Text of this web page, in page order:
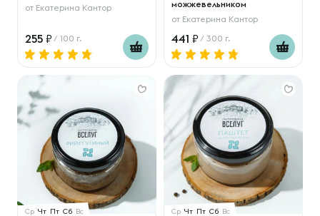
от Екатерина Кантор
255 / 100 г.
можжевельником
от Екатерина Кантор
441 / 300 г.
Ср Чт Пт Сб Вс Ср Чт Пт Сб Вс